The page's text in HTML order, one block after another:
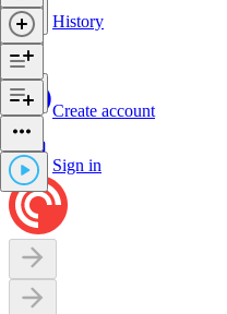
History
Create account
Sign in